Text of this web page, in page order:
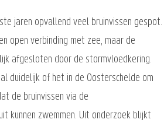
jaren opvallend veel bruinvissen gespot.
open verbinding met zee, maar de
afgesloten door de stormvloedkering.
duidelijk of het in de Oosterschelde om
de bruinvissen via de
kunnen zwemmen. Uit onderzoek blijkt